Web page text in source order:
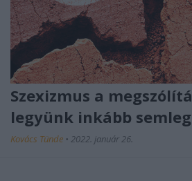
Szexizmus a
legyünk inkább
Kovács Tünde • 2022. január 26.